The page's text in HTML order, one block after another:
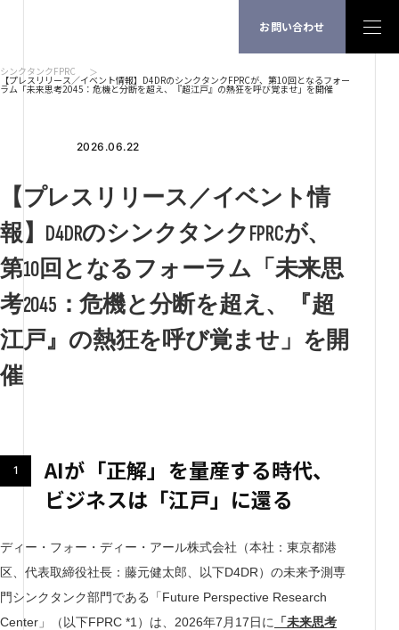
お問い合わせ
シンクタンクFPRC
【プレスリリース／イベント情報】D4DRのシンクタンクFPRCが、第10回となるフォー
ラム「未来思考2045：危機と分断を超え、『超江戸』の熱狂を呼び覚ませ」を開催
2026.06.22
【プレスリリース／イベント情
報】D4DRのシンクタンクFPRCが、
第10回となるフォーラム「未来思
考2045：危機と分断を超え、『超
江戸』の熱狂を呼び覚ませ」を開
催
AIが「正解」を量産する時代、
ビジネスは「江戸」に還る
ディー・フォー・ディー・アール株式会社（本社：東京都港
区、代表取締役社長：藤元健太郎、以下D4DR）の未来予測専
門シンクタンク部門である「Future Perspective Research
Center」（以下FPRC *1）は、2026年7月17日に
「未来思考